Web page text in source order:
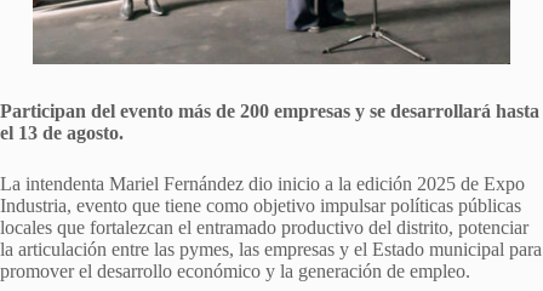
Participan del evento más de 200 empresas y se desarrollará hasta
el 13 de agosto.
La intendenta Mariel Fernández dio inicio a la edición 2025 de Expo
Industria, evento que tiene como objetivo impulsar políticas públicas
locales que fortalezcan el entramado productivo del distrito, potenciar
la articulación entre las pymes, las empresas y el Estado municipal para
promover el desarrollo económico y la generación de empleo.